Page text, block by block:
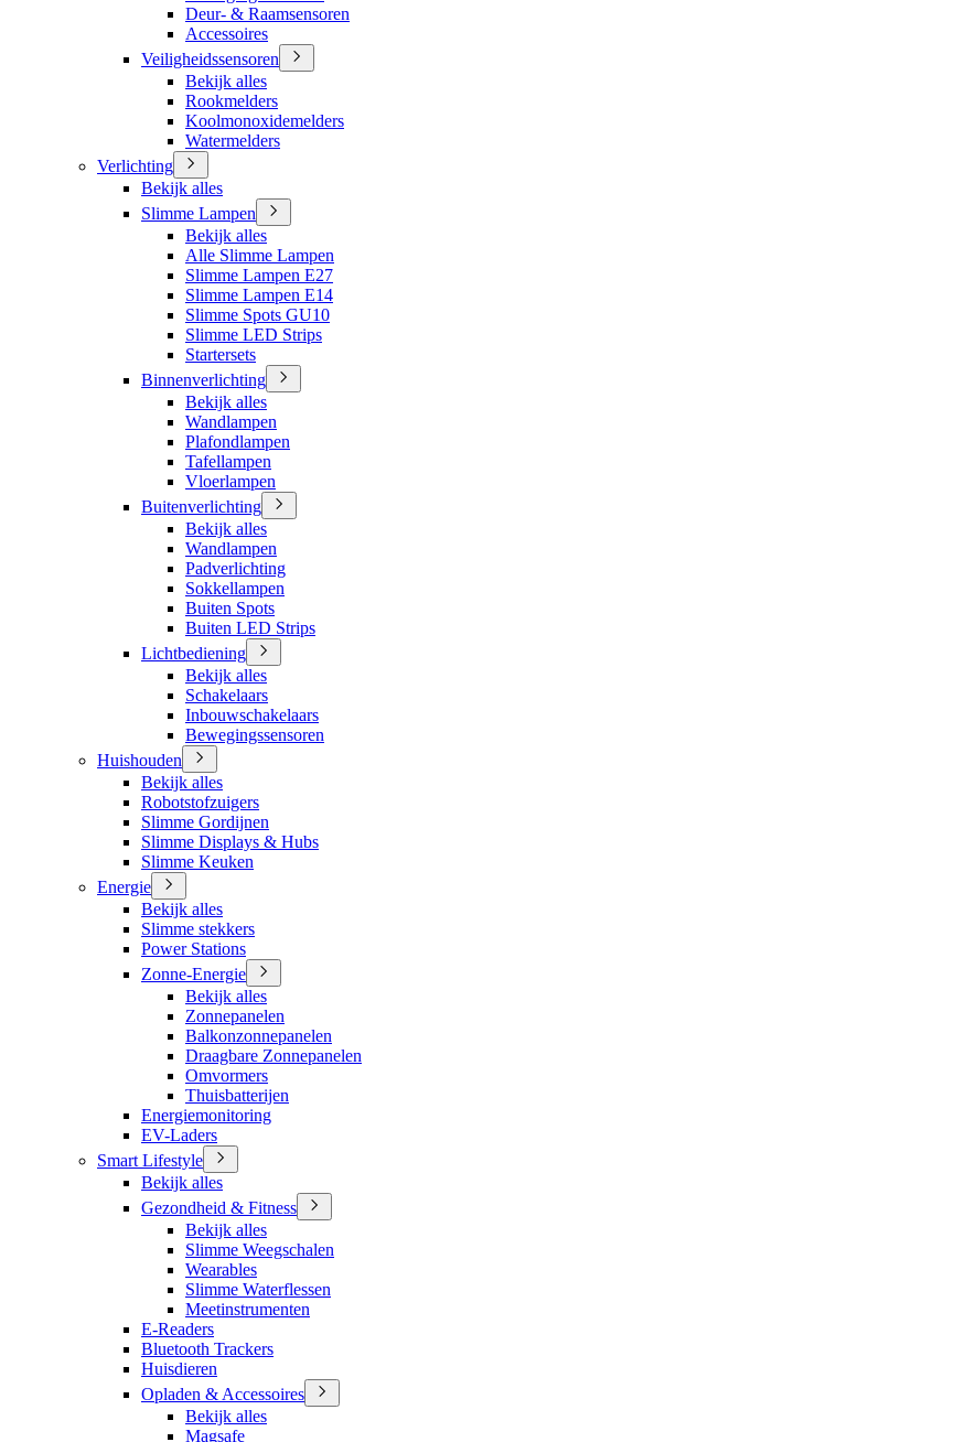
Deur- & Raamsensoren
Accessoires
Veiligheidssensoren
Bekijk alles
Rookmelders
Koolmonoxidemelders
Watermelders
Verlichting
Bekijk alles
Slimme Lampen
Bekijk alles
Alle Slimme Lampen
Slimme Lampen E27
Slimme Lampen E14
Slimme Spots GU10
Slimme LED Strips
Startersets
Binnenverlichting
Bekijk alles
Wandlampen
Plafondlampen
Tafellampen
Vloerlampen
Buitenverlichting
Bekijk alles
Wandlampen
Padverlichting
Sokkellampen
Buiten Spots
Buiten LED Strips
Lichtbediening
Bekijk alles
Schakelaars
Inbouwschakelaars
Bewegingssensoren
Huishouden
Bekijk alles
Robotstofzuigers
Slimme Gordijnen
Slimme Displays & Hubs
Slimme Keuken
Energie
Bekijk alles
Slimme stekkers
Power Stations
Zonne-Energie
Bekijk alles
Zonnepanelen
Balkonzonnepanelen
Draagbare Zonnepanelen
Omvormers
Thuisbatterijen
Energiemonitoring
EV-Laders
Smart Lifestyle
Bekijk alles
Gezondheid & Fitness
Bekijk alles
Slimme Weegschalen
Wearables
Slimme Waterflessen
Meetinstrumenten
E-Readers
Bluetooth Trackers
Huisdieren
Opladen & Accessoires
Bekijk alles
Magsafe